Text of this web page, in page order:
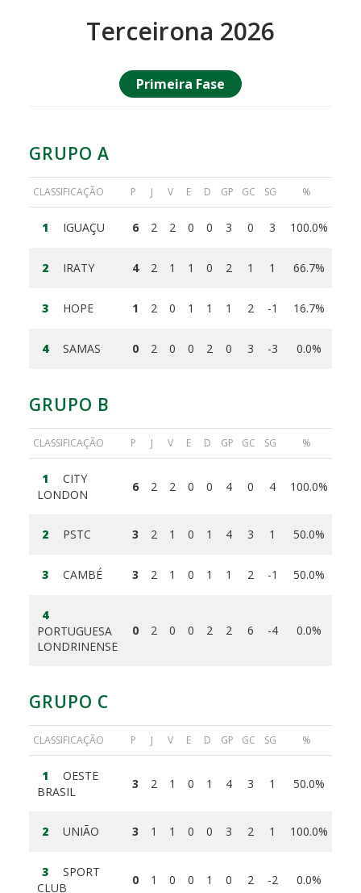
Terceirona 2026
Primeira Fase
GRUPO A
CLASSIFICAÇÃO P J V E D GP GC SG %
1 IGUAÇU 6 2 2 0 0 3 0 3 100.0%
2 IRATY 4 2 1 1 0 2 1 1 66.7%
3 HOPE 1 2 0 1 1 1 2 -1 16.7%
4 SAMAS 0 2 0 0 2 0 3 -3 0.0%
GRUPO B
CLASSIFICAÇÃO P J V E D GP GC SG %
1
CITY
LONDON
6 2 2 0 0 4 0 4 100.0%
2 PSTC 3 2 1 0 1 4 3 1 50.0%
3 CAMBÉ 3 2 1 0 1 1 2 -1 50.0%
4
PORTUGUESA
LONDRINENSE
0 2 0 0 2 2 6 -4 0.0%
GRUPO C
CLASSIFICAÇÃO P J V E D GP GC SG %
1
OESTE
BRASIL
3 2 1 0 1 4 3 1 50.0%
2 UNIÃO 3 1 1 0 0 3 2 1 100.0%
3
SPORT
CLUB
0 1 0 0 1 0 2 -2 0.0%